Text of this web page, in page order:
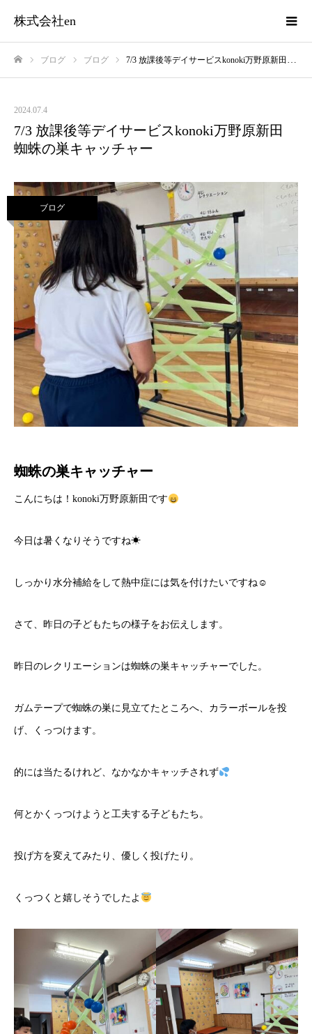
株式会社en
ブログ ブログ 7/3 放課後等デイサービスkonoki万野原新田 蜘蛛の巣キャッチャー
2024.07.4
7/3 放課後等デイサービスkonoki万野原新田
蜘蛛の巣キャッチャー
ブログ
蜘蛛の巣キャッチャー
こんにちは！konoki万野原新田です
今日は暑くなりそうですね☀
しっかり水分補給をして熱中症には気を付けたいですね☺
さて、昨日の子どもたちの様子をお伝えします。
昨日のレクリエーションは蜘蛛の巣キャッチャーでした。
ガムテープで蜘蛛の巣に見立てたところへ、カラーボールを投
げ、くっつけます。
的には当たるけれど、なかなかキャッチされず
何とかくっつけようと工夫する子どもたち。
投げ方を変えてみたり、優しく投げたり。
くっつくと嬉しそうでしたよ